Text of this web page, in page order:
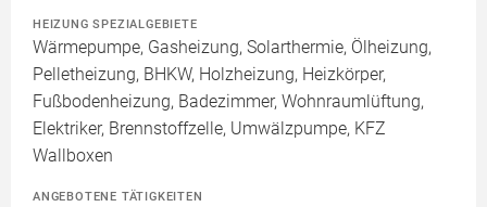
HEIZUNG SPEZIALGEBIETE
Wärmepumpe, Gasheizung, Solarthermie, Ölheizung,
Pelletheizung, BHKW, Holzheizung, Heizkörper,
Fußbodenheizung, Badezimmer, Wohnraumlüftung,
Elektriker, Brennstoffzelle, Umwälzpumpe, KFZ
Wallboxen
ANGEBOTENE TÄTIGKEITEN